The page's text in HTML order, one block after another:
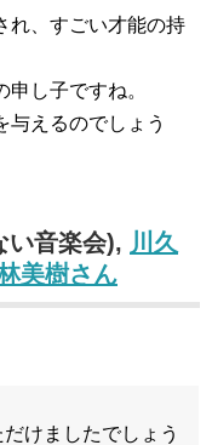
れ、すごい才能の持
し子ですね。
与えるのでしょう
い音楽会), 川久
美樹さん
けましたでしょう